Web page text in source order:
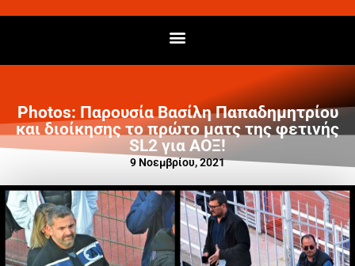
Photos: Παρουσία Βασίλη Παπαδημητρίου
και διοίκησης το πρώτο ματς της φετινής
SL2 για ΑΟΞ!
9 Νοεμβρίου, 2021